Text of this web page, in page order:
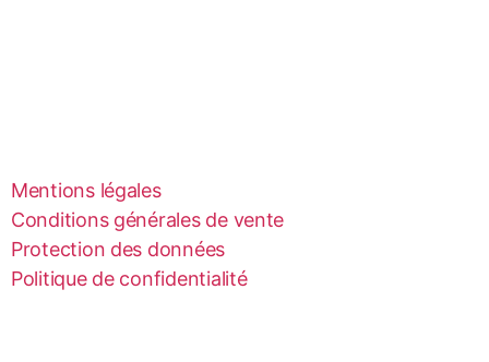
Mentions légales
Conditions générales de vente
Protection des données
Politique de confidentialité